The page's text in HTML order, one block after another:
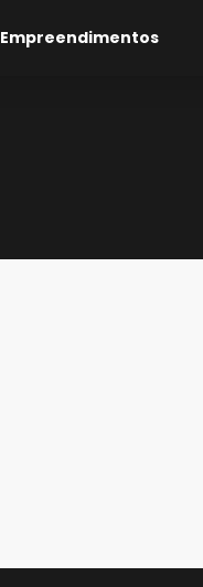
Empreendimentos